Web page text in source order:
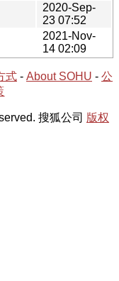
2020-Sep-
23 07:52
2021-Nov-
14 02:09
式 - About SOHU - 公
搜狐公司 版权